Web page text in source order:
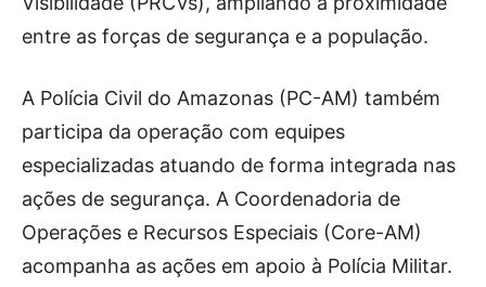
entre as forças de segurança e a população.
A Polícia Civil do Amazonas (PC-AM) também
participa da operação com equipes
especializadas atuando de forma integrada nas
ações de segurança. A Coordenadoria de
Operações e Recursos Especiais (Core-AM)
acompanha as ações em apoio à Polícia Militar.